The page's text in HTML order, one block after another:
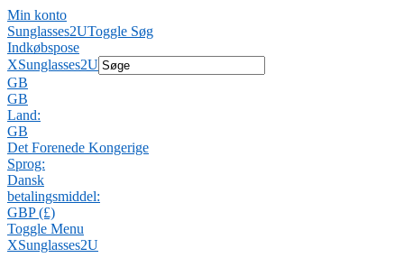
Min konto
Sunglasses2UToggle Søg
Indkøbspose
XSunglasses2U
GB
GB
Land:
GB
Det Forenede Kongerige
Sprog:
Dansk
betalingsmiddel:
GBP (£)
Toggle Menu
XSunglasses2U